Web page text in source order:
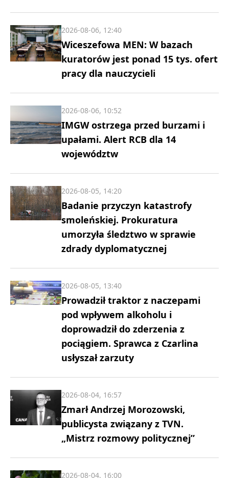
Wiceszefowa MEN: W bazach
kuratorów jest ponad 15 tys. ofert
pracy dla nauczycieli
2026-08-06, 12:40
IMGW ostrzega przed burzami i
upałami. Alert RCB dla 14
województw
2026-08-06, 10:52
Badanie przyczyn katastrofy
smoleńskiej. Prokuratura
umorzyła śledztwo w sprawie
zdrady dyplomatycznej
2026-08-05, 14:20
Prowadził traktor z naczepami
pod wpływem alkoholu i
doprowadził do zderzenia z
pociągiem. Sprawca z Czarlina
usłyszał zarzuty
2026-08-05, 13:40
Zmarł Andrzej Morozowski,
publicysta związany z TVN.
„Mistrz rozmowy politycznej”
2026-08-04, 16:57
2026-08-04, 16:00